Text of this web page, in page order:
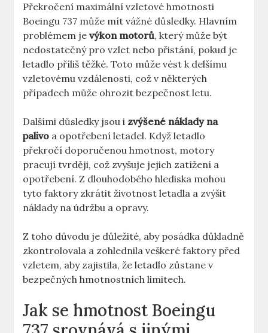
Překročení maximální ‍vzletové hmotnosti
Boeingu 737 může mít vážné důsledky. Hlavním‍
problémem jevýkon ⁣motorů, ⁢který může⁣ být
nedostatečný pro vzlet‍ nebo přistání, pokud ⁣je
letadlo ⁣příliš těžké. Toto ⁢může⁣ vést⁤ k delšímu
vzletovému ⁣vzdálenosti, což ‌v⁣ některých
případech může ohrozit ⁣bezpečnost letu.
Dalšími ⁣důsledky jsou i⁤ zvýšené náklady na
palivo a opotřebení⁣ letadel. Když letadlo
překročí doporučenou hmotnost, ⁢motory
pracují tvrději, což zvyšuje⁤ jejich zatížení ⁢a
opotřebení. Z dlouhodobého hlediska mohou
tyto faktory zkrátit životnost letadla a ⁣zvýšit
náklady na údržbu a ⁤opravy.
Z ​toho důvodu je důležité, aby posádka důkladně⁢
zkontrolovala ‌a zohlednila veškeré‍ faktory před
vzletem, aby zajistila, že⁣ letadlo zůstane v⁤
bezpečných hmotnostních limitech.
Jak se hmotnost ⁢Boeingu